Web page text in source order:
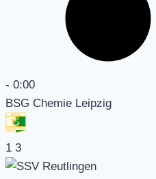
- 0:00
BSG Chemie Leipzig
1 3